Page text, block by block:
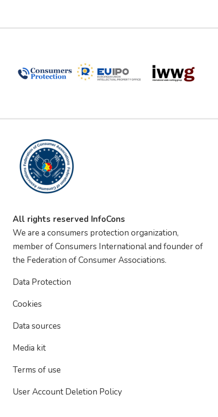
All rights reserved InfoCons
We are a consumers protection organization,
member of Consumers International and founder of
the Federation of Consumer Associations.
Data Protection
Cookies
Data sources
Media kit
Terms of use
User Account Deletion Policy